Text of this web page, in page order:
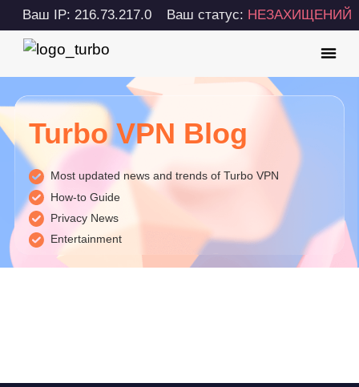
Ваш IP: 216.73.217.0 Ваш статус: НЕЗАХИЩЕНИЙ
Turbo VPN Blog
Most updated news and trends of Turbo VPN
How-to Guide
Privacy News
Entertainment